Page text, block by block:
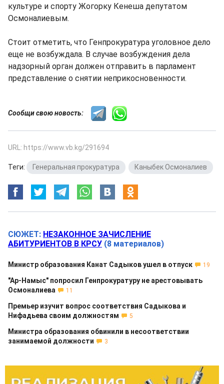
культуре и спорту Жогорку Кенеша депутатом
Осмоналиевым.
Стоит отметить, что Генпрокуратура уголовное дело
еще не возбуждала. В случае возбуждения дела
надзорный орган должен отправить в парламент
представление о снятии неприкосновенности.
Сообщи свою новость:
URL: https://www.vb.kg/291694
Теги: Генеральная прокуратура Каныбек Осмоналиев
СЮЖЕТ: НЕЗАКОННОЕ ЗАЧИСЛЕНИЕ
АБИТУРИЕНТОВ В КРСУ (8 материалов)
Министр образования Канат Садыков ушел в отпуск 19
"Ар-Намыс" попросил Генпрокуратуру не арестовывать
Осмоналиева
11
Премьер изучит вопрос соответствия Садыкова и
Нифадьева своим должностям
5
Министра образования обвинили в несоответствии
занимаемой должности
3